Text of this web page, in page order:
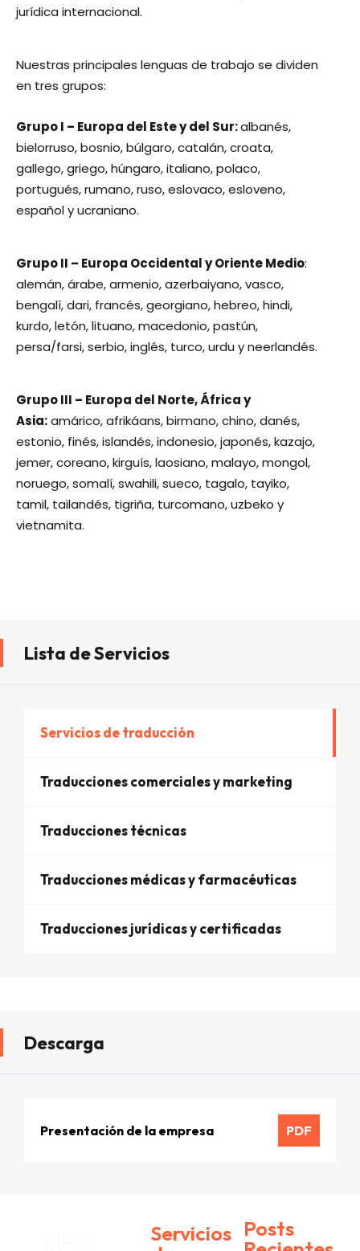
jurídica internacional.
Nuestras principales lenguas de trabajo se dividen
en tres grupos:
Grupo I – Europa del Este y del Sur:albanés,
bielorruso, bosnio, búlgaro, catalán, croata,
gallego, griego, húngaro, italiano, polaco,
portugués, rumano, ruso, eslovaco, esloveno,
español y ucraniano.
Grupo II – Europa Occidental y Oriente Medio:
alemán, árabe, armenio, azerbaiyano, vasco,
bengalí, dari, francés, georgiano, hebreo, hindi,
kurdo, letón, lituano, macedonio, pastún,
persa/farsi, serbio, inglés, turco, urdu y neerlandés.
Grupo III – Europa del Norte, África y
Asia:amárico, afrikáans, birmano, chino, danés,
estonio, finés, islandés, indonesio, japonés, kazajo,
jemer, coreano, kirguís, laosiano, malayo, mongol,
noruego, somalí, swahili, sueco, tagalo, tayiko,
tamil, tailandés, tigriña, turcomano, uzbeko y
vietnamita.
Lista de Servicios
Servicios de traducción
Traducciones comerciales y marketing
Traducciones técnicas
Traducciones médicas y farmacéuticas
Traducciones jurídicas y certificadas
Descarga
Presentación de la empresa PDF
Servicios Posts